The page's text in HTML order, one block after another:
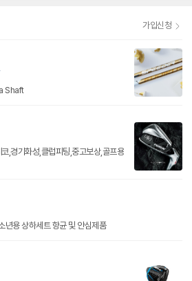
가입신청
Shaft
,경기화성,클럽피팅,중고보상,골프용
년용 상하세트 항균 및 안심제품